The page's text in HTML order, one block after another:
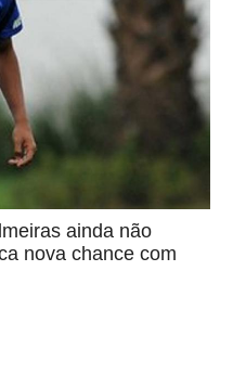
ainda não
nova chance com